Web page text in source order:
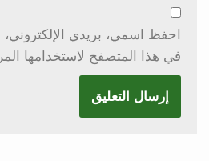
احفظ اسمي، بريدي الإلكتروني،
في هذا المتصفح لاستخدامها